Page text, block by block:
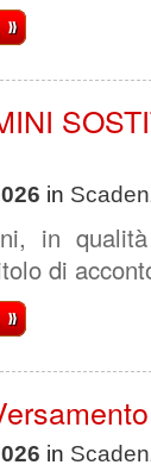
»
in
in
di
»
in